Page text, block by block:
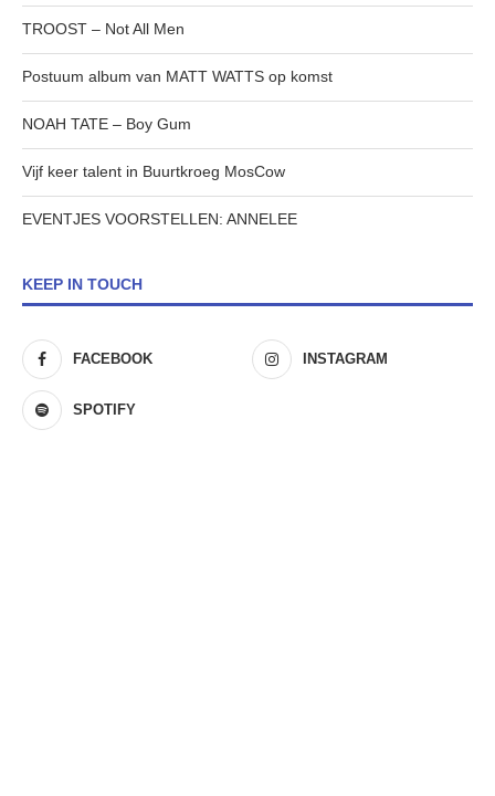
TROOST – Not All Men
Postuum album van MATT WATTS op komst
NOAH TATE – Boy Gum
Vijf keer talent in Buurtkroeg MosCow
EVENTJES VOORSTELLEN: ANNELEE
KEEP IN TOUCH
FACEBOOK INSTAGRAM
SPOTIFY